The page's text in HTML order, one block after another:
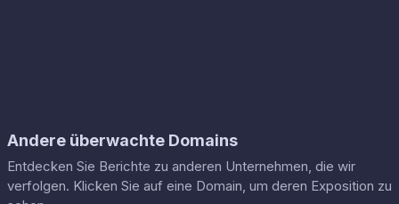
Andere überwachte Domains
Entdecken Sie Berichte zu anderen Unternehmen, die wir
verfolgen. Klicken Sie auf eine Domain, um deren Exposition zu